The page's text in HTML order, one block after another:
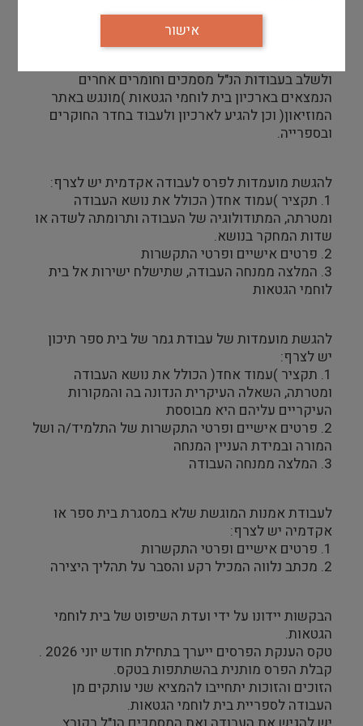
● פרויקט מוזיקלי בנושא מוזיקה מתקופת השואה
ומהקהילות שחרבו במסגרת מלגה ע"ש מרדכי
)מוטק( גולדהכט.
ולשלב בעבודות הנ"ל מסמכים וחומרים אחרים
הנמצאים בארכיון בית לוחמי הגטאות )מונגש באתר
המוזיאון( וכן להגיע לארכיון ולעבוד בחדר החוקרים
ובספרייה.
להגשת מועמדות לפרס לעבודה אקדמית יש לצרף:
1. תקציר )עמוד אחד( הכולל את נושא העבודה
ומטרתה, המתודולוגיה של העבודה ותרומתה לשדה או
שדות המחקר בנושא.
2. פרטים אישיים ופרטי התקשרות
3. המלצה ממנחה העבודה, שתישלח ישירות אל בית
לוחמי הגטאות
להגשת מועמדות של עבודת גמר של בית ספר תיכון
יש לצרף:
1. תקציר )עמוד אחד( הכולל את נושא העבודה
ומטרתה, השאלה העיקרית הנדונה בה והמקורות
העיקריים עליהם היא מבוססת
2. פרטים אישיים ופרטי התקשרות של התלמיד/ה ושל
המורה ובמידת העניין המנחה
3. המלצה ממנחה העבודה
לעבודת אמנות המוגשת שלא במסגרת בית ספר או
אקדמיה יש לצרף:
1. פרטים אישיים ופרטי התקשרות
2. מכתב נלווה המכיל רקע והסבר על תהליך היצירה
הבקשות יידונו על ידי ועדת השיפוט של בית לוחמי
הגטאות.
טקס הענקת הפרסים ייערך בתחילת חודש יוני 2026 .
קבלת הפרס מותנית בהשתתפות בטקס.
הזוכים והזוכות יתחייבו להמציא שני עותקים מן
העבודה לספריית בית לוחמי הגטאות.
אישור